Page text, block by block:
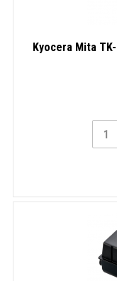
Kyocera Mita